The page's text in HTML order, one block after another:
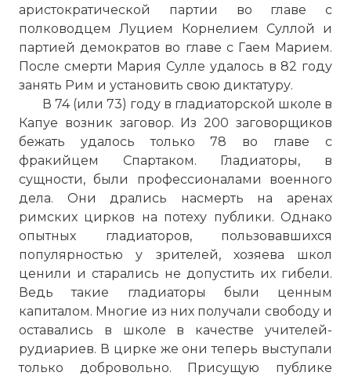
аристократической партии во главе с
полководцем Луцием Корнелием Суллой и
партией демократов во главе с Гаем Марием.
После смерти Мария Сулле удалось в 82 году
занять Рим и установить свою диктатуру.
В 74 (или 73) году в гладиаторской школе в
Капуе возник заговор. Из 200 заговорщиков
бежать удалось только 78 во главе с
фракийцем Спартаком. Гладиаторы, в
сущности, были профессионалами военного
дела. Они дрались насмерть на аренах
римских цирков на потеху публики. Однако
опытных гладиаторов, пользовавшихся
популярностью у зрителей, хозяева школ
ценили и старались не допустить их гибели.
Ведь такие гладиаторы были ценным
капиталом. Многие из них получали свободу и
оставались в школе в качестве учителей-
рудиариев. В цирке же они теперь выступали
только добровольно. Присущую публике